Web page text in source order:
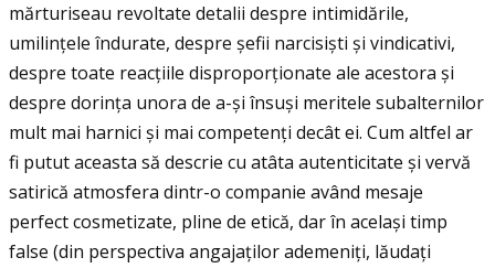
mărturiseau revoltate detalii despre intimidările,
umilinţele îndurate, despre șefii narcisiști și vindicativi,
despre toate reacţiile disproporţionate ale acestora și
despre dorinţa unora de a-și însuși meritele subalternilor
mult mai harnici și mai competenţi decât ei. Cum altfel ar
fi putut aceasta să descrie cu atâta autenticitate și vervă
satirică atmosfera dintr-o companie având mesaje
perfect cosmetizate, pline de etică, dar în același timp
false (din perspectiva angajaţilor ademeniţi, lăudaţi